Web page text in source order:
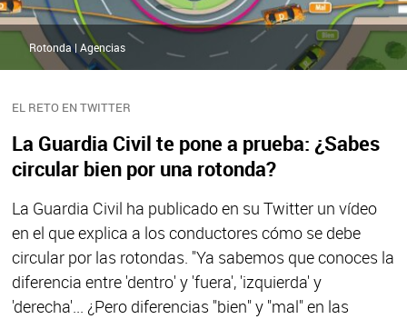
EL RETO EN TWITTER
La Guardia Civil te pone a prueba: ¿Sabes
circular bien por una rotonda?
La Guardia Civil ha publicado en su Twitter un vídeo
en el que explica a los conductores cómo se debe
circular por las rotondas. "Ya sabemos que conoces la
diferencia entre 'dentro' y 'fuera', 'izquierda' y
'derecha'... ¿Pero diferencias "bien" y "mal" en las
Rotonda | Agencias